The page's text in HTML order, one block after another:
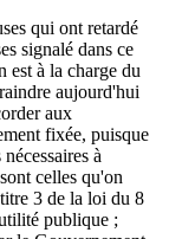
qui ont retardé
signalé dans ce
est à la charge du
aujourd'hui
aux
fixée, puisque
à
celles qu'on
3 de la loi du 8
publique ;